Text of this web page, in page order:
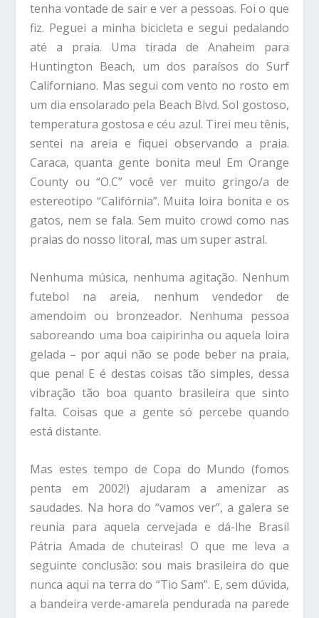
tenha vontade de sair e ver a pessoas. Foi o que
fiz. Peguei a minha bicicleta e segui pedalando
até a praia. Uma tirada de Anaheim para
Huntington Beach, um dos paraísos do Surf
Californiano. Mas segui com vento no rosto em
um dia ensolarado pela Beach Blvd. Sol gostoso,
temperatura gostosa e céu azul. Tirei meu tênis,
sentei na areia e fiquei observando a praia.
Caraca, quanta gente bonita meu! Em Orange
County ou “O.C” você ver muito gringo/a de
estereotipo “Califórnia”. Muita loira bonita e os
gatos, nem se fala. Sem muito crowd como nas
praias do nosso litoral, mas um super astral.
Nenhuma música, nenhuma agitação. Nenhum
futebol na areia, nenhum vendedor de
amendoim ou bronzeador. Nenhuma pessoa
saboreando uma boa caipirinha ou aquela loira
gelada – por aqui não se pode beber na praia,
que pena! E é destas coisas tão simples, dessa
vibração tão boa quanto brasileira que sinto
falta. Coisas que a gente só percebe quando
está distante.
Mas estes tempo de Copa do Mundo (fomos
penta em 2002!) ajudaram a amenizar as
saudades. Na hora do “vamos ver”, a galera se
reunia para aquela cervejada e dá-lhe Brasil
Pátria Amada de chuteiras! O que me leva a
seguinte conclusão: sou mais brasileira do que
nunca aqui na terra do “Tio Sam”. E, sem dúvida,
a bandeira verde-amarela pendurada na parede